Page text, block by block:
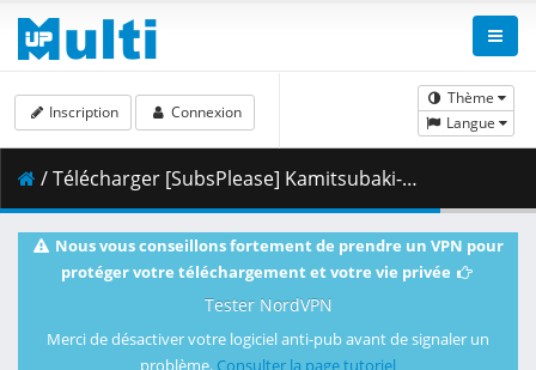
Thème
Langue
Inscription Connexion
/ Télécharger [SubsPlease] Kamitsubaki-shi Kensetsuchuu. - 04 (1080p) [8A093FF7].mkv.001 ( 459.21 MB )
Nous vous conseillons fortement de prendre un VPN pour
protéger votre téléchargement et votre vie privée
Tester NordVPN
Merci de désactiver votre logiciel anti-pub avant de signaler un
problème. Consulter la page tutoriel